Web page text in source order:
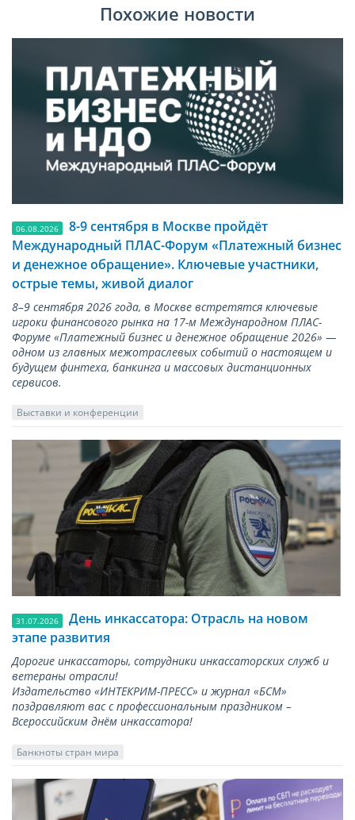
Похожие новости
06.08.2026
8-9 сентября в Москве пройдёт
Международный ПЛАС-Форум «Платежный бизнес
и денежное обращение». Ключевые участники,
острые темы, живой диалог
8–9 сентября 2026 года, в Москве встретятся ключевые
игроки финансового рынка на 17-м Международном ПЛАС-
Форуме «Платежный бизнес и денежное обращение 2026» —
одном из главных межотраслевых событий о настоящем и
будущем финтеха, банкинга и массовых дистанционных
сервисов.
Выставки и конференции
31.07.2026
День инкассатора: Отрасль на новом
этапе развития
Дорогие инкассаторы, сотрудники инкассаторских служб и
ветераны отрасли!
Издательство «ИНТЕКРИМ-ПРЕСС» и журнал «БСМ»
поздравляют вас с профессиональным праздником –
Всероссийским днём инкассатора!
Банкноты стран мира